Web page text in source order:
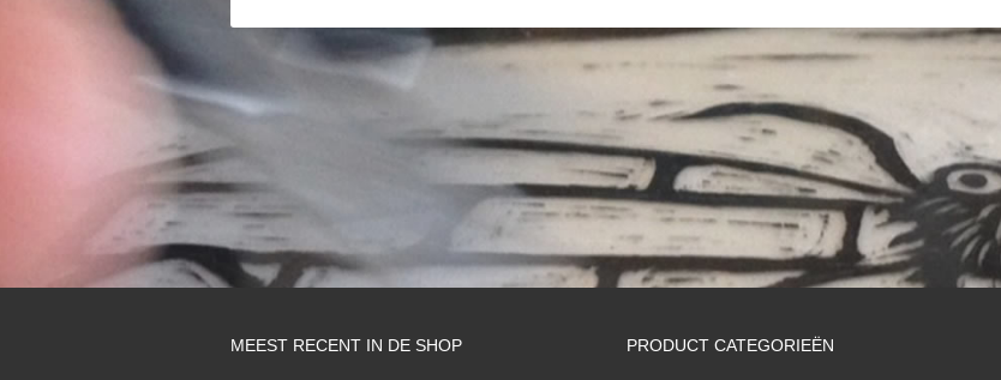
MEEST RECENT IN DE SHOP PRODUCT CATEGORIEËN